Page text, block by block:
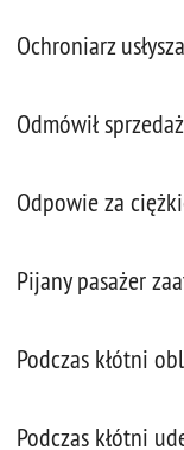
Ochroniarz
Odmówił
Odpowie za
Pijany pasażer
Podczas kłótni
Podczas kłótni